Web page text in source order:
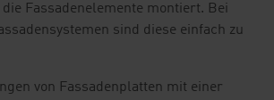
Fassadenelemente montiert. Bei
sind diese einfach zu
von Fassadenplatten mit einer